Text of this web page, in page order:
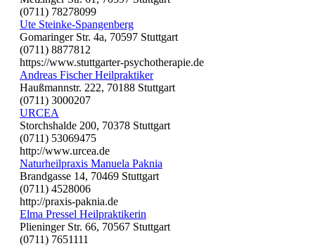
(0711) 78278099
Ute Steinke-Spangenberg
Gomaringer Str. 4a, 70597 Stuttgart
(0711) 8877812
https://www.stuttgarter-psychotherapie.de
Andreas Fischer Heilpraktiker
Haußmannstr. 222, 70188 Stuttgart
(0711) 3000207
URCEA
Storchshalde 200, 70378 Stuttgart
(0711) 53069475
http://www.urcea.de
Naturheilpraxis Manuela Paknia
Brandgasse 14, 70469 Stuttgart
(0711) 4528006
http://praxis-paknia.de
Elma Pressel Heilpraktikerin
Plieninger Str. 66, 70567 Stuttgart
(0711) 7651111